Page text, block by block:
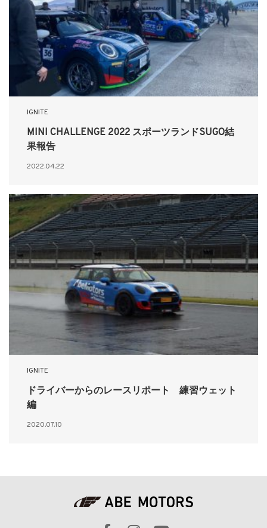
IGNITE
MINI CHALLENGE 2022 スポーツランドSUGO結
果報告
2022.04.22
IGNITE
ドライバーからのレースリポート 練習ウェット
編
2020.07.10